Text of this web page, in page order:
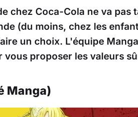
chez Coca-Cola ne va pas
(du moins, chez les
un choix. L'équipe
vous proposer les valeurs
Manga)